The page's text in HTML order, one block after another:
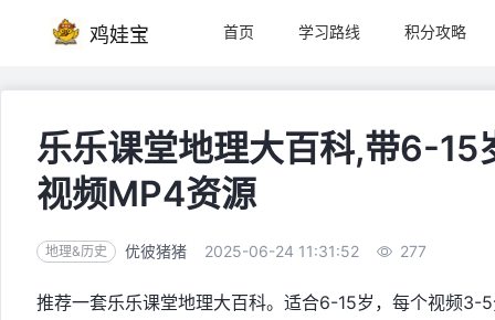
鸡娃宝 首页 学习路线 积分攻略
乐乐课堂地理大百科,带6-15
视频MP4资源
地理&历史 优彼猪猪 2025-06-24 11:31:52 277
推荐一套乐乐课堂地理大百科。适合6-15岁，每个视频3-